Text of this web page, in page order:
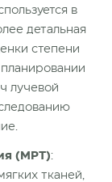
в
детальная
степени
лучевой
(МРТ):
тканей,